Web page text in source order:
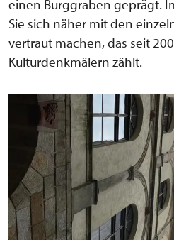
einen Burggraben geprägt.
Sie sich näher mit den
vertraut machen, das seit
Kulturdenkmälern zählt.